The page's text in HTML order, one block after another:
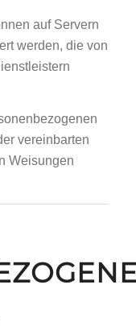
auf Servern
werden, die von
vereinbarten
Weisungen